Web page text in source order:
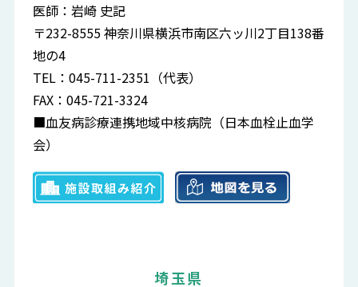
医師：岩崎 史記
〒232-8555 神奈川県横浜市南区六ッ川2丁目138番
地の4
TEL：045-711-2351（代表）
FAX：045-721-3324
■血友病診療連携地域中核病院（日本血栓止血学
会）
埼玉県